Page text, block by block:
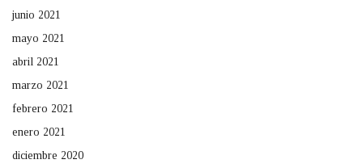
junio 2021
mayo 2021
abril 2021
marzo 2021
febrero 2021
enero 2021
diciembre 2020